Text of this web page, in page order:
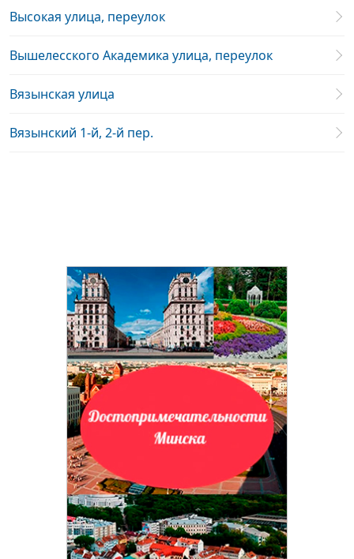
Высокая улица, переулок
Вышелесского Академика улица, переулок
Вязынская улица
Вязынский 1-й, 2-й пер.